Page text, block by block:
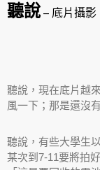
聽說 – 底片攝影
聽說，現在底片越
風一下；那是還沒
聽說，有些大學生
某次到7-11要將拍